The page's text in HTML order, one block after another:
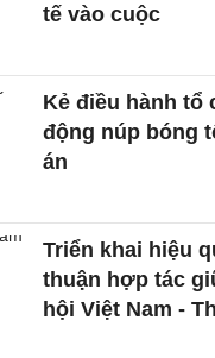
tế vào cuộc
Kẻ điều hành tổ
động núp bóng
án
Triển khai hiệu
thuận hợp tác
hội Việt Nam -